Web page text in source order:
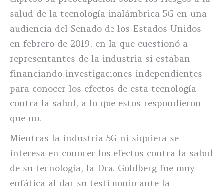
salud de la tecnología inalámbrica 5G en una
audiencia del Senado de los Estados Unidos
en febrero de 2019, en la que cuestionó a
representantes de la industria si estaban
financiando investigaciones independientes
para conocer los efectos de esta tecnología
contra la salud, a lo que estos respondieron
que no.
Mientras la industria 5G ni siquiera se
interesa en conocer los efectos contra la salud
de su tecnología, la Dra. Goldberg fue muy
enfática al dar su testimonio ante la